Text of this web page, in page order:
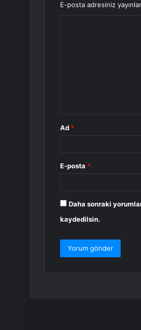
E-posta adresiniz
Ad *
E-posta *
Daha sonraki
kaydedilsin.